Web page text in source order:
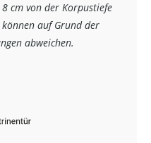
cm von der Korpustiefe
auf Grund der
abweichen.